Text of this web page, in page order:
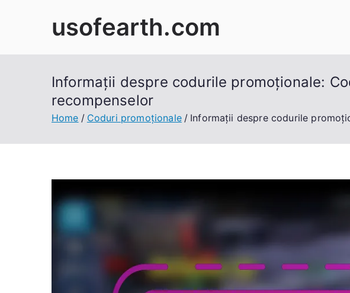
usofearth.com
Informații despre codurile promoționale:
recompenselor
Home Coduri promoționale Informații despre codurile